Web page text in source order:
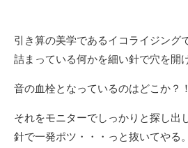
引き算の美学であるイコライジング
詰まっている何かを細い針で穴を開
音の血栓となっているのはどこか？！
それをモニターでしっかりと探し出
針で一発ポツ・・・っと抜いてやる。